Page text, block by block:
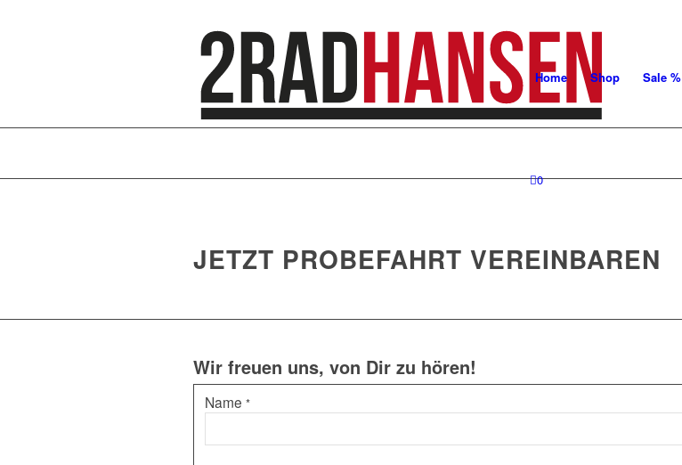
Home Shop Sale %
0
JETZT PROBEFAHRT VEREINBAREN
Wir freuen uns, von Dir zu hören!
Name *